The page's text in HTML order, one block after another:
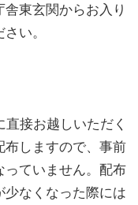
東玄関からお入り
い。
接お越しいただく
布しますので、事前
っていません。配布
なくなった際には